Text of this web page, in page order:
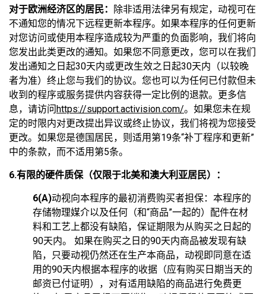
对于欧洲经济区的居民：
除非适用法律另有规定，动视可在
不通知您的情况下远程更新本程序。如果本程序的任何更新
对您访问或使用本程序造成较为严重的负面影响，我们将向
您发出此类更改的通知。如果您不同意更改，您可以在我们
发出通知之日起30天内或更改生效之日起30天内（以较晚
者为准）终止您与我们的协议。您也可以为任何已付款但未
收到的程序或服务提供内容获得一定比例的退款。更多信
息，请访问https://support.activision.com/。如果您未在规
定的时限内对更改提出异议或终止协议，我们将视为您接受
更改。如果您是德国居民，则适用第19条“补丁程序和更新”
中的条款，而不适用第5条。
6.有限的硬件质保（仅限于北美和澳大利亚居民）：
6(A)动视向本程序的最初消费购买者担保：本程序的
存储物理媒介以及任何（和“商品”一起的）配件在材
料和工艺上都没有缺陷，保证期限为从购买之日起的
90天内。 如果在购买之日的90天内商品被发现有缺
陷，只要动视仍然还在生产本商品，动视即同意在适
用的90天内根据本程序的收据（应有购买日期当天的
邮资已付证明），对有适用缺陷的商品进行免费更